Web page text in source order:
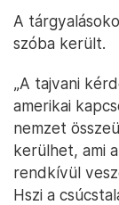
A
szóba került.
„A tajvani
amerikai
nemzet
kerülhet, ami
rendkívül
Hszi a